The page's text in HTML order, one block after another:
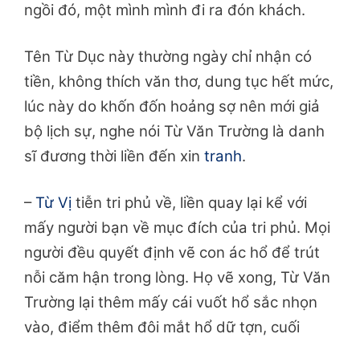
ngồi đó, một mình mình đi ra đón khách.
Tên Từ Dục này thường ngày chỉ nhận có
tiền, không thích văn thơ, dung tục hết mức,
lúc này do khốn đốn hoảng sợ nên mới giả
bộ lịch sự, nghe nói Từ Văn Trường là danh
sĩ đương thời liền đến xin tranh.
–Từ Vị tiễn tri phủ về, liền quay lại kể với
mấy người bạn về mục đích của tri phủ. Mọi
người đều quyết định vẽ con ác hổ để trút
nỗi căm hận trong lòng. Họ vẽ xong, Từ Văn
Trường lại thêm mấy cái vuốt hổ sắc nhọn
vào, điểm thêm đôi mắt hổ dữ tợn, cuối